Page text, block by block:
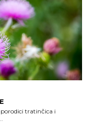
tratinčica i